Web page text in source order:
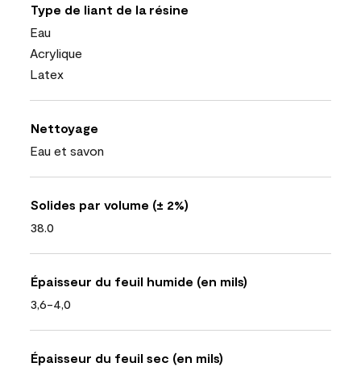
Type de liant de la résine
Eau
Acrylique
Latex
Nettoyage
Eau et savon
Solides par volume (± 2%)
38.0
Épaisseur du feuil humide (en mils)
3,6-4,0
Épaisseur du feuil sec (en mils)